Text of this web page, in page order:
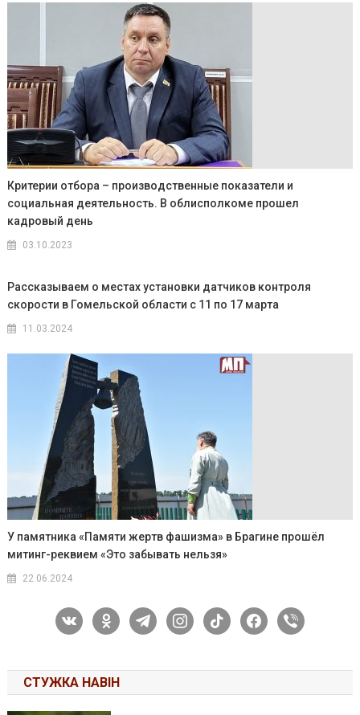
Критерии отбора – производственные показатели и
социальная деятельность. В облисполкоме прошел
кадровый день
03.10.2023
Рассказываем о местах установки датчиков контроля
скорости в Гомельской области с 11 по 17 марта
11.03.2024
У памятника «Памяти жертв фашизма» в Брагине прошёл
митинг-реквием «Это забывать нельзя»
22.06.2024
vkontakteodnoklassniki
telegraminstagram
tiktok facebook
viber
СТУЖКА НАВІН